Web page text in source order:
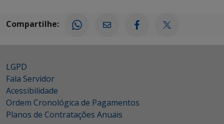
Compartilhe:
LGPD
Fala Servidor
Acessibilidade
Ordem Cronológica de Pagamentos
Planos de Contratações Anuais